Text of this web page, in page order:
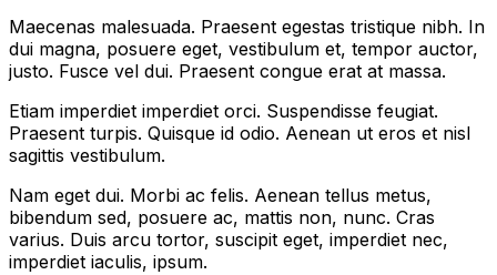
Maecenas malesuada. Praesent egestas tristique nibh. In
dui magna, posuere eget, vestibulum et, tempor auctor,
justo. Fusce vel dui. Praesent congue erat at massa.
Etiam imperdiet imperdiet orci. Suspendisse feugiat.
Praesent turpis. Quisque id odio. Aenean ut eros et nisl
sagittis vestibulum.
Nam eget dui. Morbi ac felis. Aenean tellus metus,
bibendum sed, posuere ac, mattis non, nunc. Cras
varius. Duis arcu tortor, suscipit eget, imperdiet nec,
imperdiet iaculis, ipsum.